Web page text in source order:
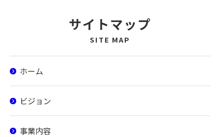
SITE MAP
サイトマップ
ホーム
ビジョン
事業内容